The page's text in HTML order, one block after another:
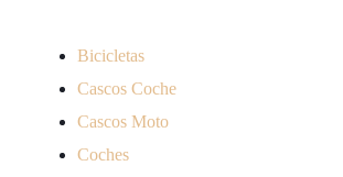
Bicicletas
Cascos Coche
Cascos Moto
Coches